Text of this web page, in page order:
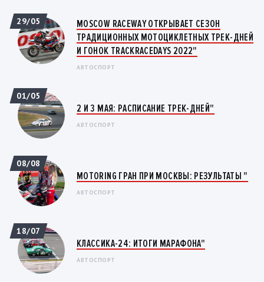
MOSCOW RACEWAY ОТКРЫВАЕТ СЕЗОН
ТРАДИЦИОННЫХ МОТОЦИКЛЕТНЫХ ТРЕК-ДНЕЙ
И ГОНОК TRACKRACEDAYS 2022"
АВТОСПОРТ
29/05
2 И 3 МАЯ: РАСПИСАНИЕ ТРЕК-ДНЕЙ"
АВТОСПОРТ
01/05
MOTORING ГРАН ПРИ МОСКВЫ: РЕЗУЛЬТАТЫ "
АВТОСПОРТ
08/08
КЛАССИКА-24: ИТОГИ МАРАФОНА"
АВТОСПОРТ
18/07